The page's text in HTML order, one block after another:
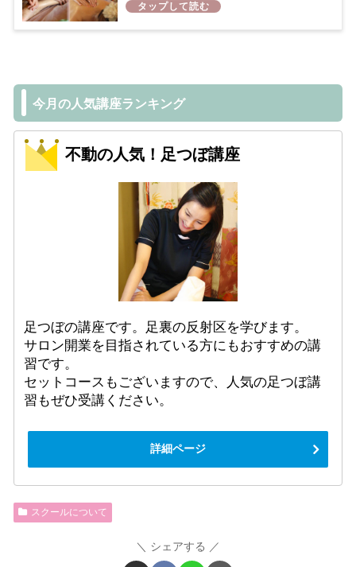
今月の人気講座ランキング
不動の人気！足つぼ講座
足つぼの講座です。足裏の反射区を学びます。
サロン開業を目指されている方にもおすすめの講
習です。
セットコースもございますので、人気の足つぼ講
習もぜひ受講ください。
詳細ページ
スクールについて
シェアする